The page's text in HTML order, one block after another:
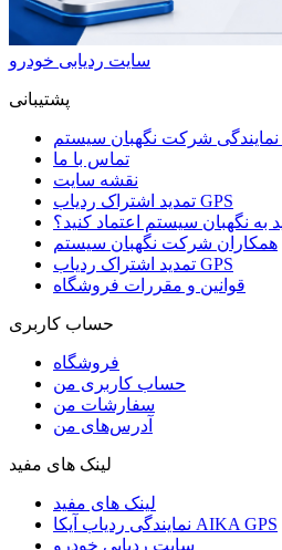
سایت ردیابی خودرو
پشتیبانی
شرکت نگهبان سیستم
تماس با ما
نقشه سایت
تمدید اشتراک ردیاب GPS
به نگهبان سیستم اعتماد کنید؟
همکاران شرکت نگهبان سیستم
تمدید اشتراک ردیاب GPS
قوانین و مقررات فروشگاه
حساب کاربری
فروشگاه
حساب کاربری من
سفارشات من
آدرس‌های من
لینک های مفید
لینک های مفید
نمایندگی ردیاب آیکا AIKA GPS
سایت ردیابی خودرو